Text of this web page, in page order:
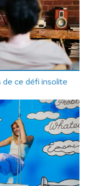
de ce défi insolite